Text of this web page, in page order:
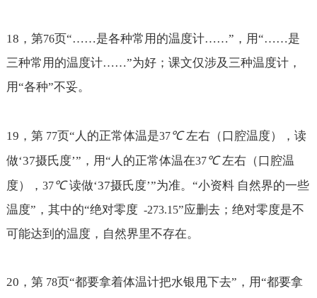
18 ，第76页“……是各种常用的温度计……”，用“……是
三种常用的温度计……”为好；课文仅涉及三种温度计，
用“各种”不妥。
19 ，第77页“人的正常体温是37℃ 左右（口腔温度）， 读
做‘37摄氏度’”，用“人的正常体温在37℃ 左右（口腔温
度）， 37℃ 读做‘37摄氏度’”为准。“小资料 自然界的一些
温度”，其中的“绝对零度 -273.15”应删去；绝对零度是不
可能达到的温度，自然界里不存在。
20 ，第78页“都要拿着体温计把水银甩下去”，用“都要拿